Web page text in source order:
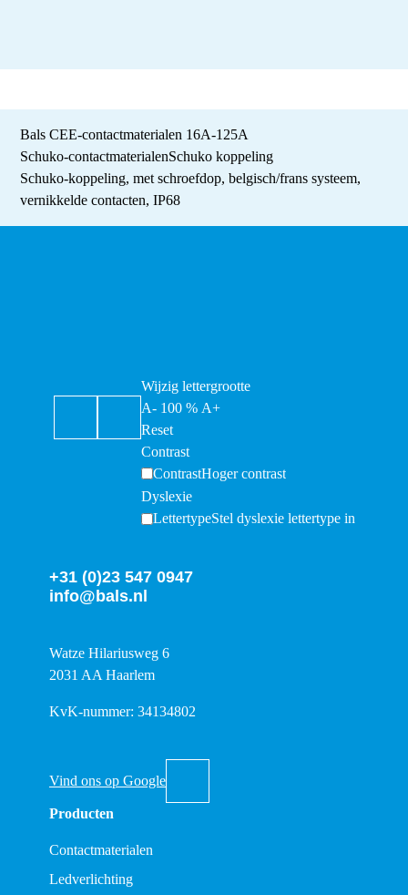
Bals CEE-contactmaterialen 16A-125A
Schuko-contactmaterialenSchuko koppeling
Schuko-koppeling, met schroefdop, belgisch/frans systeem,
vernikkelde contacten, IP68
Wijzig lettergrootte
A- 100% A+
Reset
Contrast
ContrastHoger contrast
Dyslexie
LettertypeStel dyslexie lettertype in
+31 (0)23 547 0947
info@bals.nl
Watze Hilariusweg 6
2031 AA Haarlem
KvK-nummer: 34134802
Vind ons op Google
Producten
Contactmaterialen
Ledverlichting